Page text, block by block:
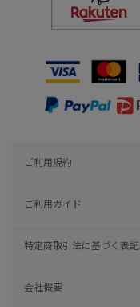
ご利用規約
ご利用ガイド
特定商取引法に基づく表記
会社概要